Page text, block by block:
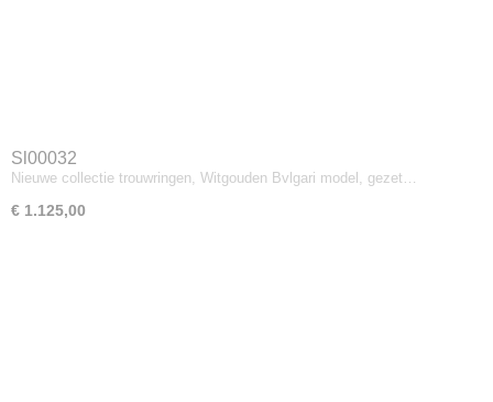
Sl00032
Nieuwe collectie trouwringen, Witgouden Bvlgari model, gezet…
€ 1.125,00